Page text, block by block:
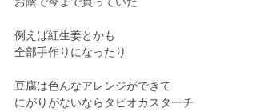
例えば紅生姜とかも
全部手作りになったり
豆腐は色んなアレンジができて
にがりがないならタピオカスターチ